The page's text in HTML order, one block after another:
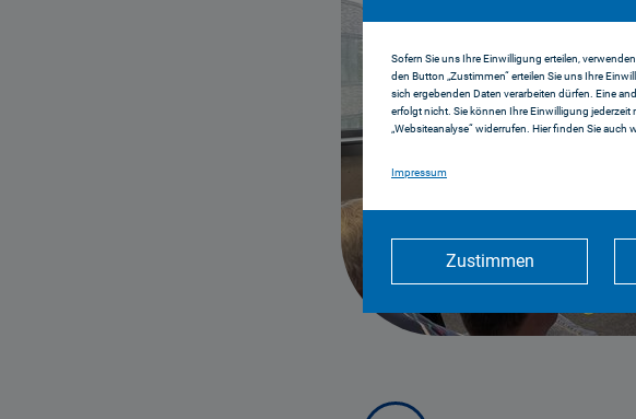
Sofern Sie uns Ihre Einwilligung erteilen,
den Button „Zustimmen“ erteilen Sie uns Ihre
sich ergebenden Daten verarbeiten dürfen. Eine
erfolgt nicht. Sie können Ihre Einwilligung
„Websiteanalyse“ widerrufen. Hier finden Sie auch
Impressum
Zustimmen